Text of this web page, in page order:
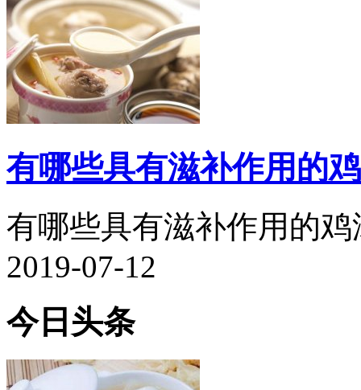
有哪些具有滋补作用的
有哪些具有滋补作用的鸡
2019-07-12
今日头条